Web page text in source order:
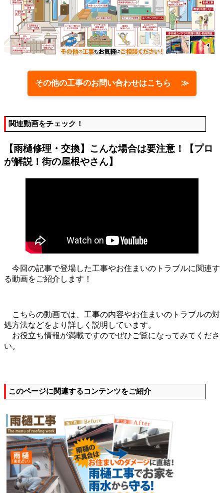
その他の工事のお問い合わせはこちら ≫
関連動画をチェック！
【雨樋修理・交換】こんな場合は要注意！【プロ
が解説！街の屋根やさん】
今回の記事で登場した工事やお住まいのトラブルに関連す
る動画をご紹介します！
こちらの動画では、工事の内容やお住まいのトラブルの対
処方法などをより詳しく説明しています。
お役立ち情報が満載ですのでぜひご覧になってみてくださ
い。
このページに関連するコンテンツをご紹介